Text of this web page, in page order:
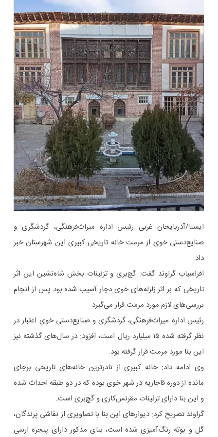
ایسنا/آذربایجان غربی رئیس اداره میراث‌فرهنگی، گردشگری و
صنایع‌دستی خوی از مرمت خانه تاریخی کبیری این شهرستان خبر
داد.
افراسیاب گراوند گفت: گچ‌بری و تزئینات بخش شاه‌نشین این اثر
تاریخی که بر اثر زلزله‌های خوی دچار آسیب شده بود پس از انجام
بررسی‌های لازم مورد مرمت قرار می‌گیرد.
رئیس اداره میراث‌فرهنگی، گردشگری و صنایع‌دستی خوی اعتبار در
نظر گرفته شده ۱۵ میلیارد ریال است، افزود: در سال‌های گذشته نیز
این بنا مورد مرمت قرار گرفته بود.
وی ادامه داد: خانه کبیری از نادرترین خانه‌های تاریخی برجای
مانده از دوره قاجاریه در شهر خوی بوده که در دو طبقه احداث شده
و این بنا دارای تزئینات مقرنس‌کاری و گچ‌بری است.
گراوند تصریح کرد: دیوارهای این بنا با تصاویری از نقاشی پرندگان،
گل و بوته رنگ‌آمیزی شده است، بنای مذکور دارای پنجره ارسی